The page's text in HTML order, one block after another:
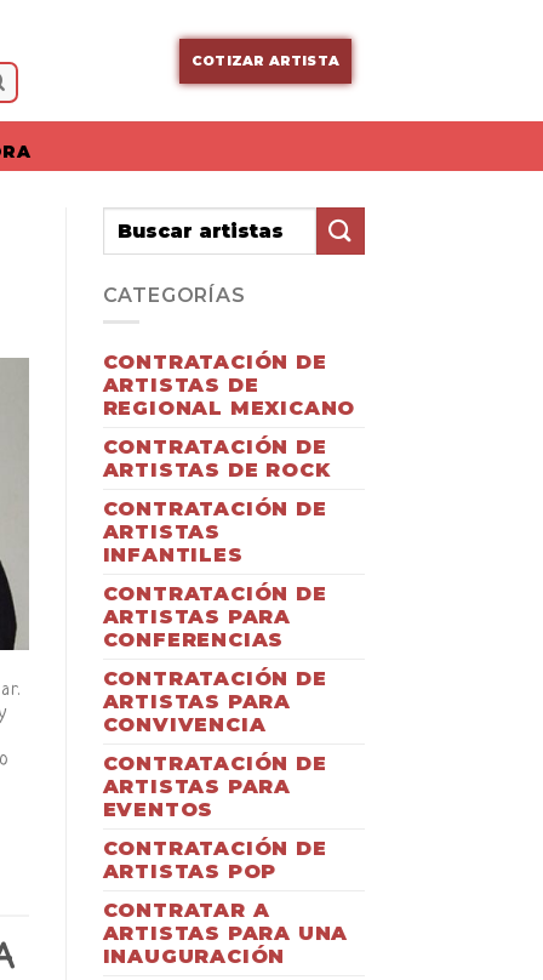
COTIZAR ARTISTA
CATEGORÍAS
CONTRATACIÓN DE
ARTISTAS DE
REGIONAL MEXICANO
CONTRATACIÓN DE
ARTISTAS DE ROCK
CONTRATACIÓN DE
ARTISTAS
INFANTILES
CONTRATACIÓN DE
ARTISTAS PARA
CONFERENCIAS
CONTRATACIÓN DE
ARTISTAS PARA
CONVIVENCIA
CONTRATACIÓN DE
ARTISTAS PARA
EVENTOS
CONTRATACIÓN DE
ARTISTAS POP
CONTRATAR A
ARTISTAS PARA UNA
INAUGURACIÓN